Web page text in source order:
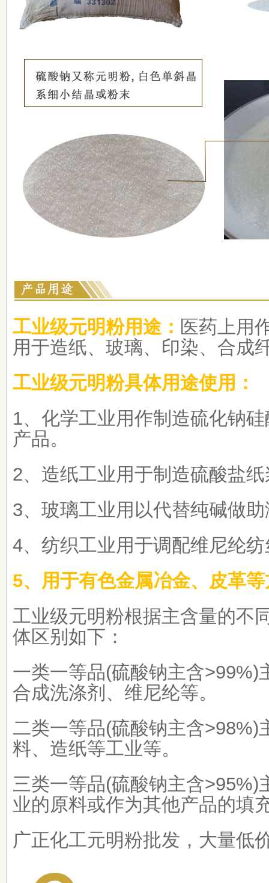
工业级元明粉用途： 医药上用
用于造纸、玻璃、印染、合成
工业级元明粉具体用途使用：
1、化学工业用作制造硫化钠
产品。
2、造纸工业用于制造硫酸盐
3、玻璃工业用以代替纯碱做
4、纺织工业用于调配维尼纶
5、用于有色金属冶金、皮革
工业级元明粉根据主含量的不
体区别如下：
一类一等品(硫酸钠主含>99%)
合成洗涤剂、维尼纶等。
二类一等品(硫酸钠主含>98%)
料、造纸等工业等。
三类一等品(硫酸钠主含>95%)
业的原料或作为其他产品的填
广正化工元明粉批发，大量低